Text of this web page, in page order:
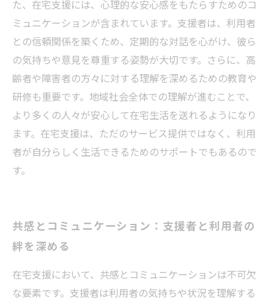
た、在宅支援には、心理的な安心感をもたらすためのコ
ミュニケーションが含まれています。支援者は、利用者
との信頼関係を築くため、定期的な対話を心がけ、彼ら
の気持ちや意見を尊重する姿勢が大切です。さらに、高
齢者や障害者の方々に対する理解を深めるための教育や
研修も重要です。地域社会全体での理解が進むことで、
より多くの人々が安心して在宅生活を送れるようになり
ます。在宅支援は、ただのサービス提供ではなく、利用
者が自分らしく生活できるためのサポートでもあるので
す。
共感とコミュニケーション：支援者と利用者の
絆を深める
在宅支援において、共感とコミュニケーションは不可欠
な要素です。支援者は利用者の気持ちや状況を理解する